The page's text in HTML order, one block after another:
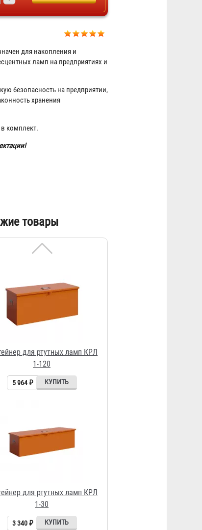
для накопления и
ламп на предприятиях и
безопасность на предприятии,
хранения
комплект.
товары
5 844 ₽
1-120
для ртутных ламп КРЛ
1-30
3 340 ₽
для ртутных ламп КРЛ
1-180
6 200 ₽